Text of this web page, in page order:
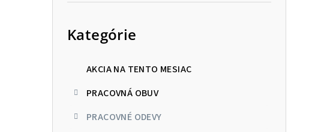
Kategórie
AKCIA NA TENTO MESIAC
PRACOVNÁ OBUV
PRACOVNÉ ODEVY